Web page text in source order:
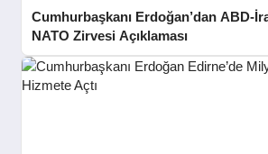
Cumhurbaşkanı Erdoğan’dan ABD-
NATO Zirvesi Açıklaması